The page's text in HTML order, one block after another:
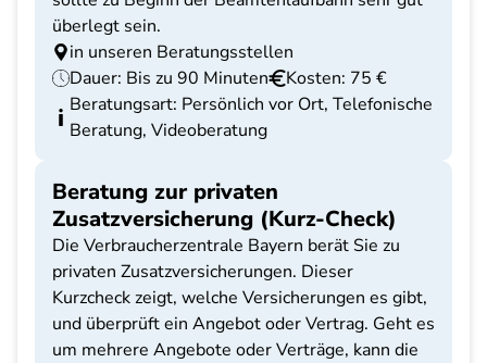
überlegt sein.
in unseren Beratungsstellen
Dauer: Bis zu 90 Minuten
Kosten: 75 €
Beratungsart: Persönlich vor Ort, Telefonische
Beratung, Videoberatung
Beratung zur privaten
Zusatzversicherung (Kurz-Check)
Die Verbraucherzentrale Bayern berät Sie zu
privaten Zusatzversicherungen. Dieser
Kurzcheck zeigt, welche Versicherungen es gibt,
und überprüft ein Angebot oder Vertrag. Geht es
um mehrere Angebote oder Verträge, kann die